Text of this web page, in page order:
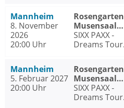
Mannheim
8. November
2026
20:00 Uhr
Rosengarten
Musensaal
Mannheim
SIXX PAXX -
Dreams Tour
Mannheim
5. Februar 2027
20:00 Uhr
Rosengarten
Musensaal
Mannheim
SIXX PAXX -
Dreams Tour